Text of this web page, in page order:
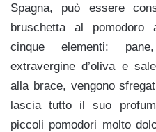
Spagna, può essere
bruschetta al pomodoro
cinque elementi:
extravergine d’oliva e
alla brace, vengono
lascia tutto il suo
piccoli pomodori molto